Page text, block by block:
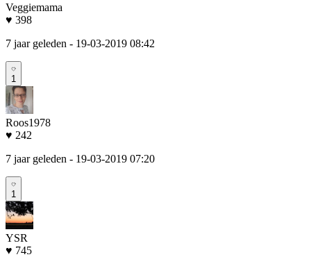
Veggiemama
♥ 398
7 jaar geleden - 19-03-2019 08:42
1
Roos1978
♥ 242
7 jaar geleden - 19-03-2019 07:20
1
YSR
♥ 745